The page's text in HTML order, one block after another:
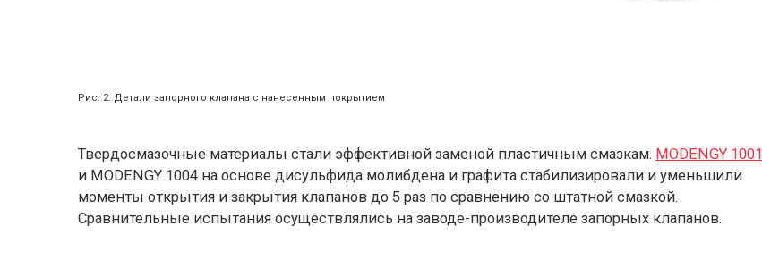
Рис. 2. Детали запорного клапана с нанесенным покрытием
Твердосмазочные материалы стали эффективной заменой пластичным смазкам. MODENGY 1001
и MODENGY 1004 на основе дисульфида молибдена и графита стабилизировали и уменьшили
моменты открытия и закрытия клапанов до 5 раз по сравнению со штатной смазкой.
Сравнительные испытания осуществлялись на заводе-производителе запорных клапанов.